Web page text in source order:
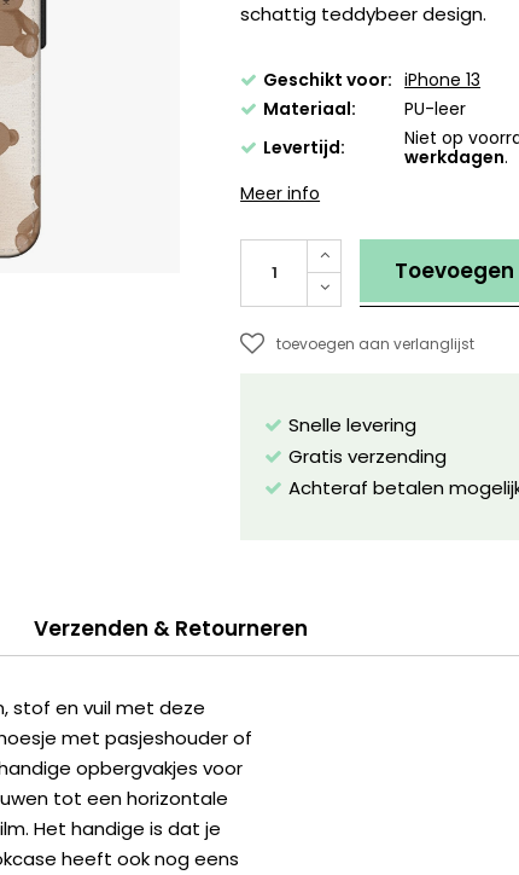
schattig teddybeer design.
Geschikt voor: iPhone 13
Materiaal:
PU-leer
Levertijd:
Niet op
werkdagen.
Meer info
toevoegen aan verlanglijst
Snelle levering
Gratis verzending
Achteraf betalen
Verzenden & Retourneren
stof en vuil met deze
met pasjeshouder of
opbergvakjes voor
tot een horizontale
Het handige is dat je
heeft ook nog eens